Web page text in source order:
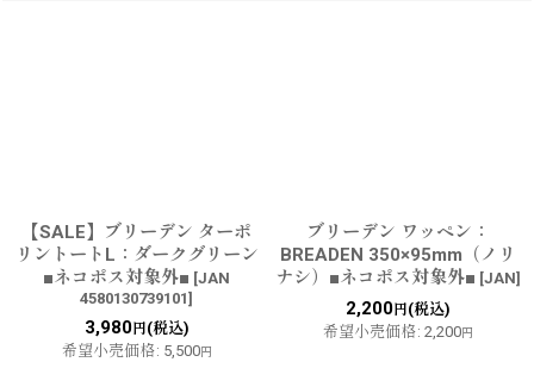
【SALE】ブリーデン ターポ
リントートL：ダークグリーン
■ネコポス対象外■ [JAN
4580130739101]
3,980円(税込)
希望小売価格: 5,500円
ブリーデン ワッペン：
BREADEN 350×95mm（ノリ
ナシ）■ネコポス対象外■ [JAN]
2,200円(税込)
希望小売価格: 2,200円